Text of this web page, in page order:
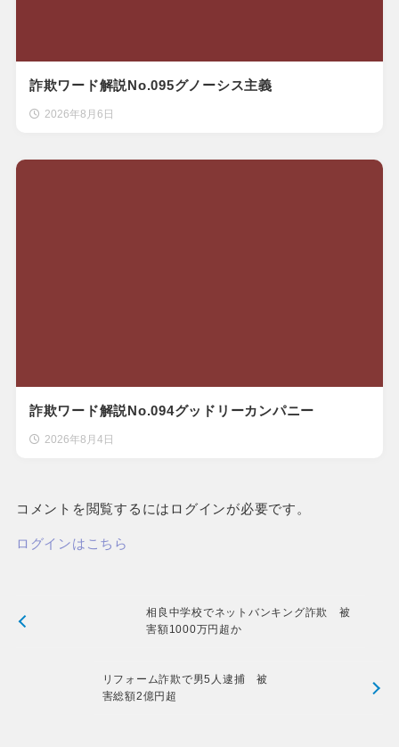
詐欺ワード解説No.095グノーシス主義
2026年8月6日
詐欺ワード解説No.094グッドリーカンパニー
2026年8月4日
コメントを閲覧するにはログインが必要です。
ログインはこちら
相良中学校でネットバンキング詐欺 被
害額1000万円超か
リフォーム詐欺で男5人逮捕 被
害総額2億円超